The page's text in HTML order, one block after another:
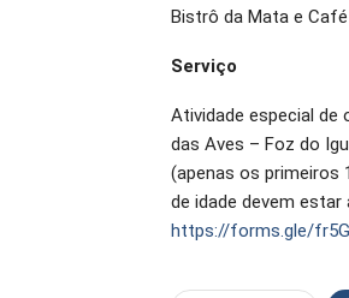
Bistrô da Mata e
Serviço
Atividade especial de
das Aves – Foz do
(apenas os primeiros
de idade devem
https://forms.gle/